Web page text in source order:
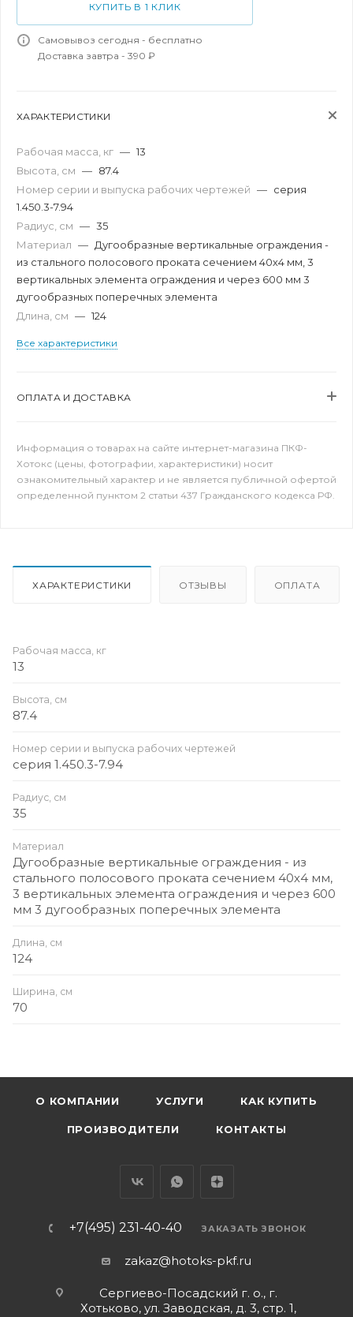
КУПИТЬ В 1 КЛИК
Самовывоз сегодня - бесплатно
Доставка завтра - 390 ₽
ХАРАКТЕРИСТИКИ
Рабочая масса, кг — 13
Высота, см — 87.4
Номер серии и выпуска рабочих чертежей — серия
1.450.3-7.94
Радиус, см — 35
Материал — Дугообразные вертикальные ограждения -
из стального полосового проката сечением 40х4 мм, 3
вертикальных элемента ограждения и через 600 мм 3
дугообразных поперечных элемента
Длина, см — 124
Все характеристики
ОПЛАТА И ДОСТАВКА
Информация о товарах на сайте интернет-магазина ПКФ-
Хотокс (цены, фотографии, характеристики) носит
ознакомительный характер и не является публичной офертой
определенной пунктом 2 статьи 437 Гражданского кодекса РФ.
ХАРАКТЕРИСТИКИ ОТЗЫВЫ ОПЛАТА
Рабочая масса, кг
13
Высота, см
87.4
Номер серии и выпуска рабочих чертежей
серия 1.450.3-7.94
Радиус, см
35
Материал
Дугообразные вертикальные ограждения - из
стального полосового проката сечением 40х4 мм,
3 вертикальных элемента ограждения и через 600
мм 3 дугообразных поперечных элемента
Длина, см
124
Ширина, см
70
О КОМПАНИИ УСЛУГИ КАК КУПИТЬ
ПРОИЗВОДИТЕЛИ КОНТАКТЫ
+7(495) 231-40-40 ЗАКАЗАТЬ ЗВОНОК
zakaz@hotoks-pkf.ru
Сергиево-Посадский г. о., г.
Хотьково, ул. Заводская, д. 3, стр. 1,